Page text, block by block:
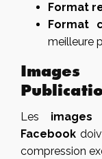
Format
Format
meilleure
Les images
Facebook
compression